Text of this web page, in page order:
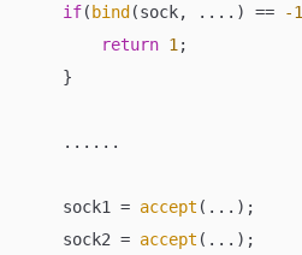
if(bind(sock, ....) == -1
return 1 ;
    }
    ......
    sock1 =
accept (...);
    sock2 =
accept (...);